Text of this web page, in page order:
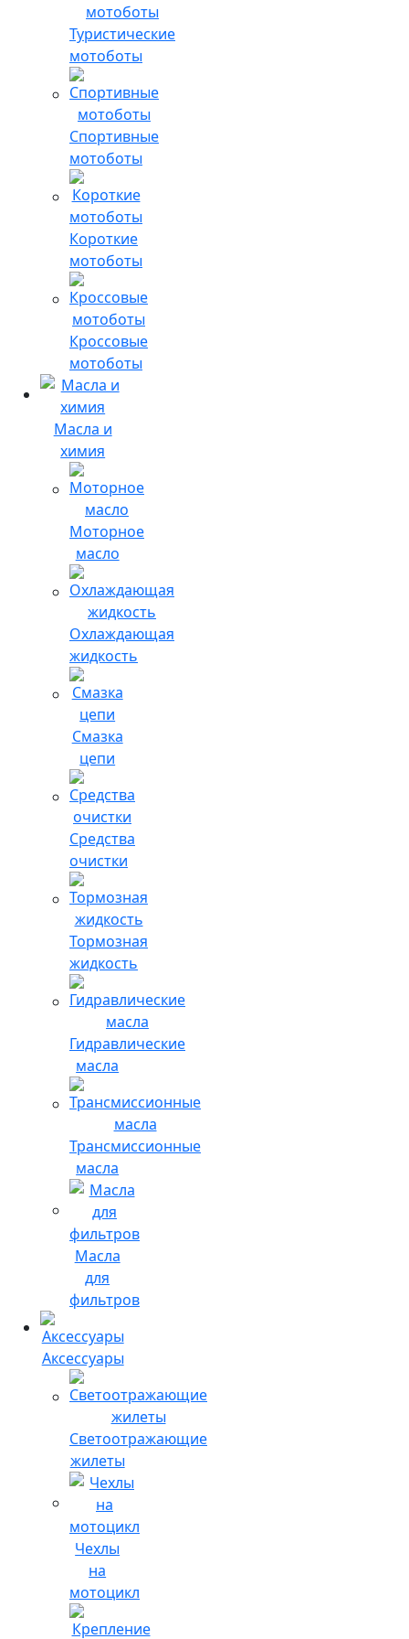
Туристические
мотоботы
Спортивные
мотоботы
Короткие
мотоботы
Кроссовые
мотоботы
Масла и
химия
Моторное
масло
Охлаждающая
жидкость
Смазка
цепи
Средства
очистки
Тормозная
жидкость
Гидравлические
масла
Трансмиссионные
масла
Масла
для
фильтров
Аксессуары
Светоотражающие
жилеты
Чехлы
на
мотоцикл